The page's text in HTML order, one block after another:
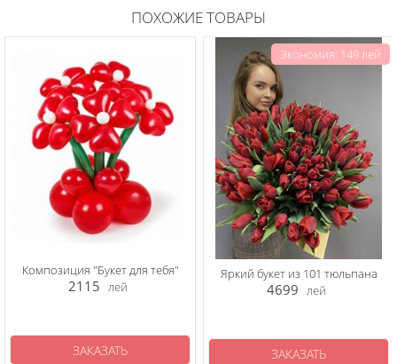
ПОХОЖИЕ ТОВАРЫ
Композиция "Букет для тебя"
2115 лей
ЗАКАЗАТЬ
Экономия: 149 лей
Яркий букет из 101 тюльпана
4699 лей
ЗАКАЗАТЬ